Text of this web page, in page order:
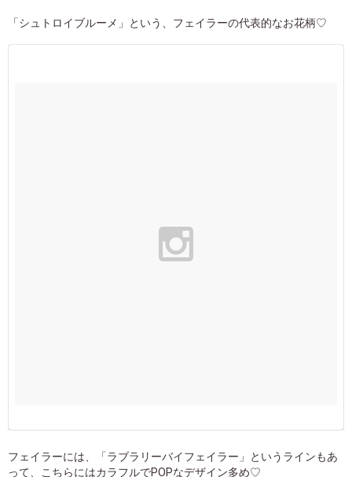
「シュトロイブルーメ」という、フェイラーの代表的なお花柄♡
フェイラーには、「ラブラリーバイフェイラー」というラインもあ
って、こちらにはカラフルでPOPなデザイン多め♡